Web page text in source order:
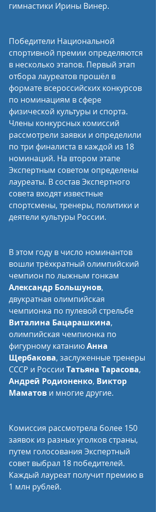
гимнастики Ирины Винер.
Победители Национальной
спортивной премии определяются
в несколько этапов. Первый этап
отбора лауреатов прошёл в
формате всероссийских конкурсов
по номинациям в сфере
физической культуры и спорта.
Члены конкурсных комиссий
рассмотрели заявки и определили
по три финалиста в каждой из 18
номинаций. На втором этапе
Экспертным советом определены
лауреаты. В состав Экспертного
совета входят известные
спортсмены, тренеры, политики и
деятели культуры России.
В этом году в число номинантов
вошли трёхкратный олимпийский
чемпион по лыжным гонкам
Александр Большунов,
двукратная олимпийская
чемпионка по пулевой стрельбе
Виталина Бацарашкина,
олимпийская чемпионка по
фигурному катанию Анна
Щербакова, заслуженные тренеры
СССР и России Татьяна Тарасова,
Андрей Родионенко, Виктор
Маматов и многие другие.
Комиссия рассмотрела более 150
заявок из разных уголков страны,
путем голосования Экспертный
совет выбрал 18 победителей.
Каждый лауреат получит премию в
1 млн рублей.